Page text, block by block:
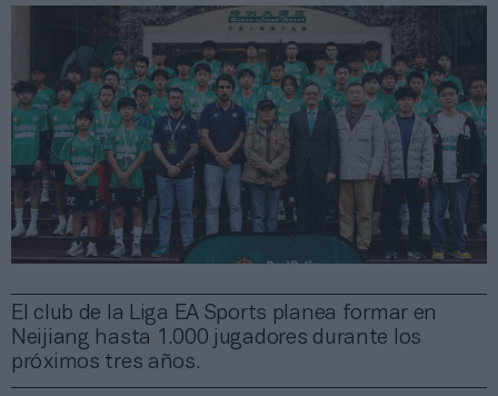
El club de la Liga EA Sports planea formar en
Neijiang hasta 1.000 jugadores durante los
próximos tres años.